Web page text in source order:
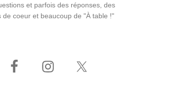
et parfois des réponses, des
de coeur et beaucoup de "À table !"